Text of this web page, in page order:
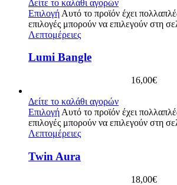
Δείτε το καλάθι αγορών
Επιλογή Αυτό το προϊόν έχει
επιλογές μπορούν να επιλεγούν στη
Λεπτομέρειες
Lumi Bangle
16,00€
Δείτε το καλάθι αγορών
Επιλογή Αυτό το προϊόν έχει
επιλογές μπορούν να επιλεγούν στη
Λεπτομέρειες
Twin Aura
18,00€